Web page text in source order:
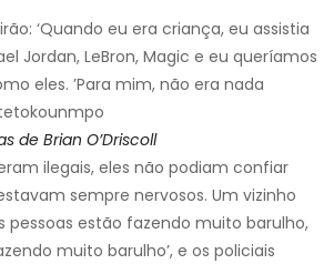
‘Quando eu era criança, eu assistia
Jordan, LeBron, Magic e eu queríamos
eles. ’Para mim, não era nada
de Brian O’Driscoll
ilegais, eles não podiam confiar
sempre nervosos. Um vizinho
pessoas estão fazendo muito barulho,
muito barulho’, e os policiais